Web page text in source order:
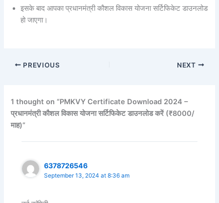
इसके बाद आपका प्रधानमंत्री कौशल विकास योजना सर्टिफिकेट डाउनलोड
हो जाएगा।
PREVIOUS NEXT
1 thought on “PMKVY Certificate Download 2024 –
प्रधानमंत्री कौशल विकास योजना सर्टिफिकेट डाउनलोड करें (₹8000/
माह)”
6378726546
September 13, 2024 at 8:36 am